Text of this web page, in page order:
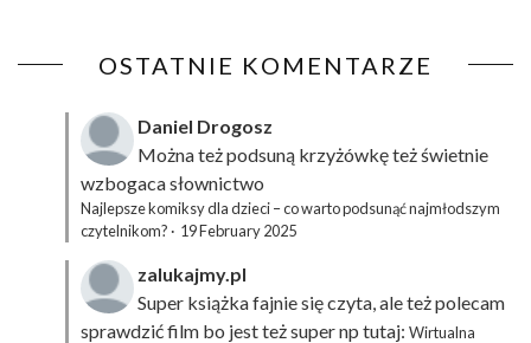
OSTATNIE KOMENTARZE
Daniel Drogosz
Można też podsuną krzyżówkęteż świetnie
wzbogaca słownictwo
Najlepsze komiksy dla dzieci – co warto podsunąć najmłodszym
czytelnikom? · 19 February 2025
zalukajmy.pl
Super książka fajnie się czyta, ale też polecam
sprawdzić film bo jest też super np tutaj: Wirtualna